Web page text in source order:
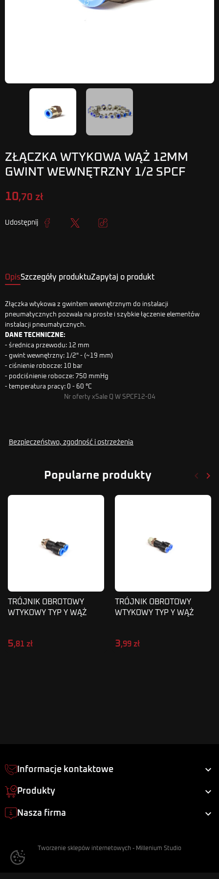
ZŁĄCZKA WTYKOWA WĄŻ 12MM
GWINT WEWNĘTRZNY 1/2 SPCF
10,70 zł
Udostępnij
OpisSzczegóły produktuZapytaj o produkt
Złączka wtykowa z gwintem wewnętrznym do instalacji
pneumatycznych pozwala na proste i szybkie łączenie elementów
instalacji pneumatycznych.
DANE TECHNICZNE:
- średnica przewodu: 12 mm
- gwint wewnętrzny: 1/2" - (~19 mm)
- ciśnienie robocze: 10 bar
- podciśnienie robocze: 750 mmHg
- temperatura pracy: 0 - 60 °C
Nr oferty xSale Q W SPCF12-04
Bezpieczeństwo, zgodność i ostrzeżenia
Popularne produkty keyboard_arrow_left keyboard_arrow_right
TRÓJNIK OBROTOWY
WTYKOWY TYP Y WĄŻ
5,81 zł
TRÓJNIK OBROTOWY
WTYKOWY TYP Y WĄŻ
3,99 zł
Informacje kontaktowe 
Produkty 
Nasza firma 
Tworzenie sklepów internetowych - Millenium Studio